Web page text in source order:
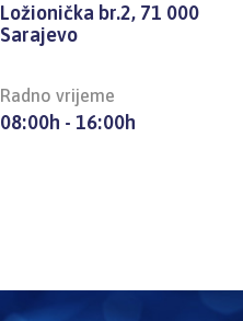
Ložionička br.2, 71 000
Sarajevo
Radno vrijeme
08:00h - 16:00h